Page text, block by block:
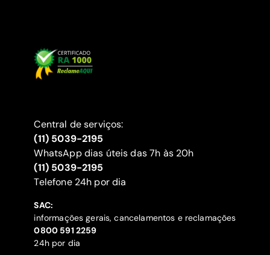
Central de serviços:
(11) 5039-2195
WhatsApp dias úteis das 7h às 20h
(11) 5039-2195
‍Telefone 24h por dia
SAC:
informações gerais, cancelamentos e reclamações
‍0800 591 2259
24h por dia